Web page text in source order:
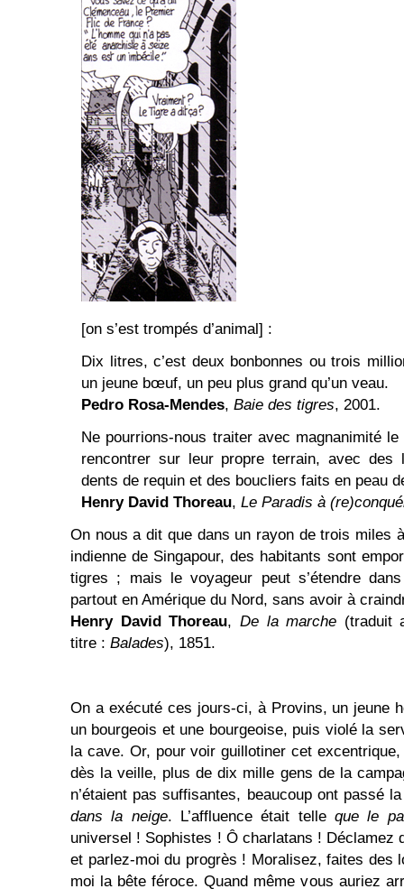
[on s’est trompés d’animal] :
Dix litres, c’est deux bonbonnes ou trois
un jeune bœuf, un peu plus grand qu’un veau.
Pedro Rosa-Mendes, Baie des tigres, 2001.
Ne pourrions-nous traiter avec magnanimité
rencontrer sur leur propre terrain, avec des
dents de requin et des boucliers faits en peau
Henry David Thoreau, Le Paradis à
On nous a dit que dans un rayon de trois miles
indienne de Singapour, des habitants sont
tigres ; mais le voyageur peut s’étendre
partout en Amérique du Nord, sans avoir à
Henry David Thoreau, De la marche (traduit
titre : Balades), 1851.
On a exécuté ces jours-ci, à Provins, un jeune
un bourgeois et une bourgeoise, puis violé la
la cave. Or, pour voir guillotiner cet
dès la veille, plus de dix mille gens de la
n’étaient pas suffisantes, beaucoup ont passé
dans la neige. L’affluence était telleque le
universel ! Sophistes ! Ô charlatans ! Déclamez
et parlez-moi du progrès ! Moralisez, faites des
moi la bête féroce. Quand même vous auriez